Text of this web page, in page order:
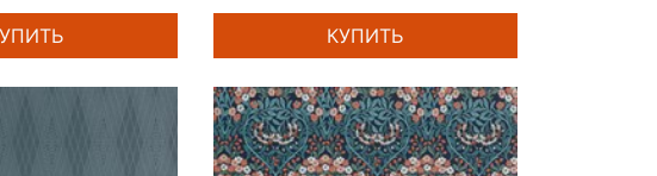
КУПИТЬ